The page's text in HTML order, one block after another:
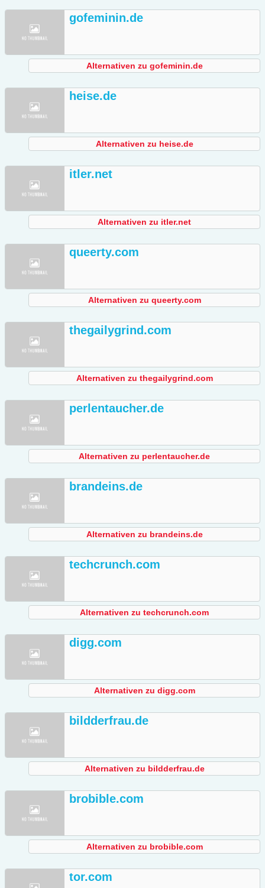
gofeminin.de
Alternativen zu gofeminin.de
heise.de
Alternativen zu heise.de
itler.net
Alternativen zu itler.net
queerty.com
Alternativen zu queerty.com
thegailygrind.com
Alternativen zu thegailygrind.com
perlentaucher.de
Alternativen zu perlentaucher.de
brandeins.de
Alternativen zu brandeins.de
techcrunch.com
Alternativen zu techcrunch.com
digg.com
Alternativen zu digg.com
bildderfrau.de
Alternativen zu bildderfrau.de
brobible.com
Alternativen zu brobible.com
tor.com